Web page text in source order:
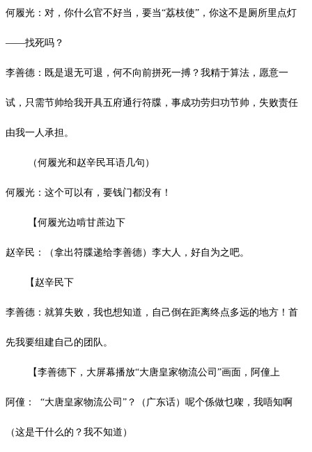
何履光：对，你什么官不好当，要当“荔枝使”，你这不是厕所里点灯
——找死吗？
李善德： 既是退无可退，何不向前拼死一搏？我精于算法，愿意一
试，只需节帅给我开具五府通行符牒，事成功劳归功节帅，失败责任
由我一人承担。
（何履光和赵辛民耳语几句）
何履光：这个可以有，要钱门都没有！
【何履光边啃甘蔗边下
赵辛民：（拿出符牒递给李善德）李大人，好自为之吧。
【赵辛民下
李善德：就算失败，我也想知道，自己倒在距离终点多远的地方！首
先我要组建自己的团队。
【李善德下，大屏幕播放“大唐皇家物流公司”画面，阿僮上
阿僮： “大唐皇家物流公司”？（广东话）呢个係做乜㗎，我唔知啊
（这是干什么的？我不知道）